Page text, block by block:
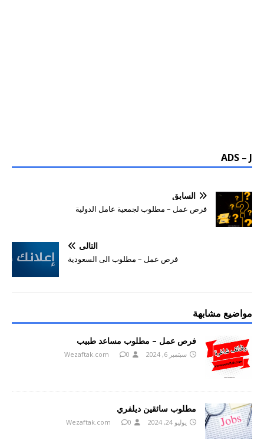
ADS – J
السابق
فرص عمل – مطلوب لجمعية عامل الدولية
التالي
فرص عمل – مطلوب الى السعودية
مواضيع مشابهة
فرص عمل – مطلوب مساعد طبيب
سبتمبر 6, 2024 Wezaftak.com 0
مطلوب سائقين ديلفري
يوليو 24, 2024 Wezaftak.com 0